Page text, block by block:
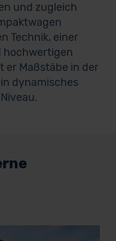
und zugleich
Technik, einer
hochwertigen
Maßstäbe in der
dynamisches